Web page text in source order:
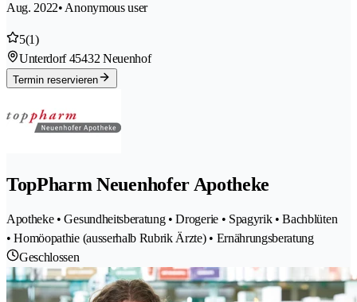
Aug. 2022• Anonymous user
5(1)
Unterdorf 45432 Neuenhof
Termin reservieren
TopPharm Neuenhofer Apotheke
Apotheke • Gesundheitsberatung • Drogerie • Spagyrik • Bachblüten
• Homöopathie (ausserhalb Rubrik Ärzte) • Ernährungsberatung
Geschlossen